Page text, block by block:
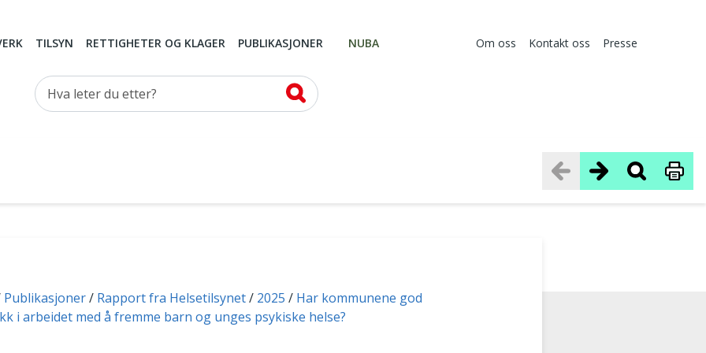
TILSYN RETTIGHETER OG KLAGER PUBLIKASJONER NUBA Om oss Kontakt oss Presse
Hva leter du etter?
Publikasjoner Rapport fra Helsetilsynet 2025
Har kommunene god
i arbeidet med å fremme barn og unges psykiske helse?